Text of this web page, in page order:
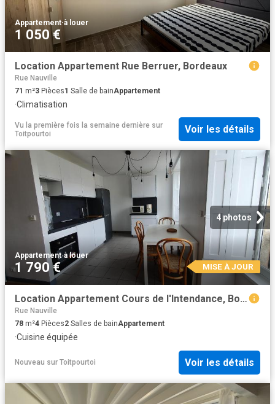
Appartement·à louer
1 050 €
Location Appartement Rue Berruer, Bordeaux
Rue Nauville
71 m²3 Pièces1 Salle de bainAppartement
·Climatisation
Vu la première fois la semaine dernière sur
Toitpourtoi
Voir les détails
4 photos
Appartement·à louer
1 790 € MISE À JOUR
Location Appartement Cours de l'Intendance, Bordeaux
Rue Nauville
78 m²4 Pièces2 Salles de bainAppartement
·Cuisine équipée
Nouveau sur Toitpourtoi Voir les détails